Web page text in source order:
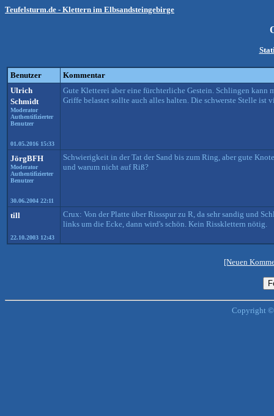
Teufelsturm.de - Klettern im Elbsandsteingebirge
Benutzer
Kommentar
Ulrich
Schmidt
Moderator
Authentifizierter
Benutzer
01.05.2016 15:33
Gute Kletterei aber eine fürchterliche Gestein. Schlingen kann
Griffe belastet sollte auch alles halten. Die schwerste Stelle ist
JörgBFH
Moderator
Authentifizierter
Benutzer
30.06.2004 22:11
Schwierigkeit in der Tat der Sand bis zum Ring, aber gute
und warum nicht auf Riß?
till
22.10.2003 12:43
Crux: Von der Platte über Rissspur zu R, da sehr sandig und
links um die Ecke, dann wird's schön. Kein Rissklettern nötig.
[Neuen
Copyright ©